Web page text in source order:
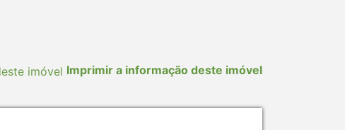
Imprimir a informação deste imóvel